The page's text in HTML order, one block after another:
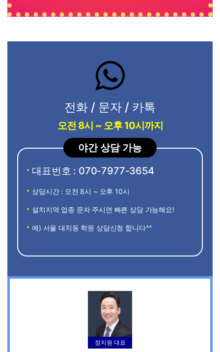
전화 / 문자 / 카톡
오전 8시 ~ 오후 10시까지
야간 상담 가능
대표번호 : 070-7977-3654
상담시간 : 오전 8시 ~ 오후 10시
설치지역 업종 문자 주시면 빠른 상담 가능해요!
예) 서울 대치동 학원 상담신청 합니다^^
정지원 대표